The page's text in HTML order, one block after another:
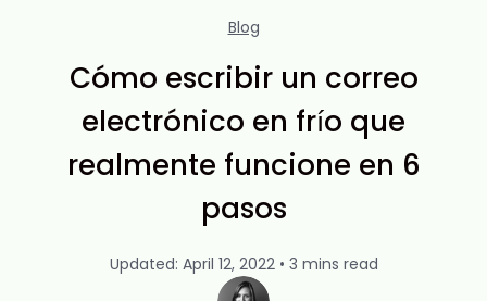
Blog
Cómo escribir un correo
electrónico en frío que
realmente funcione en 6
pasos
Updated: April 12, 2022 • 3 mins read